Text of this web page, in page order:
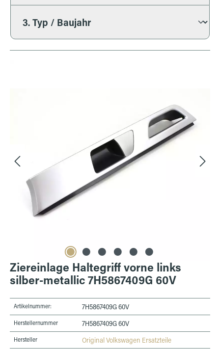
Ziereinlage Haltegriff vorne links
silber-metallic 7H5867409G 60V
Artikelnummer: 7H5867409G 60V
Herstellernummer 7H5867409G 60V
Hersteller Original Volkswagen Ersatzteile